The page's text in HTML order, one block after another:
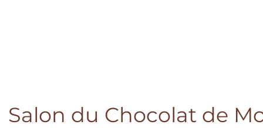
Salon du Chocolat de